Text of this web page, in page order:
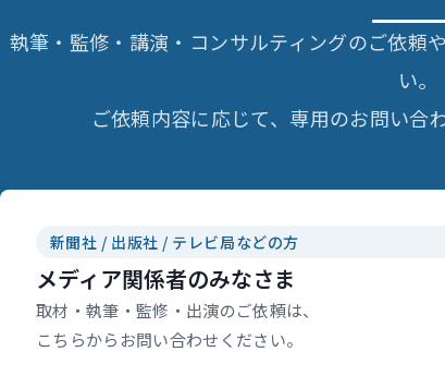
執筆・監修・講演・コンサルティングのご依頼
い。
ご依頼内容に応じて、専用のお問い合
新聞社 / 出版社 / テレビ局などの方
メディア関係者のみなさま
取材・執筆・監修・出演のご依頼は、
こちらからお問い合わせください。